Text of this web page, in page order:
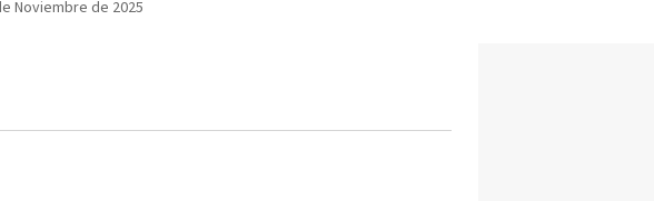
Noviembre de 2025